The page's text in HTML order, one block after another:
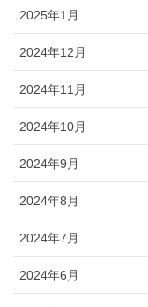
2025年1月
2024年12月
2024年11月
2024年10月
2024年9月
2024年8月
2024年7月
2024年6月